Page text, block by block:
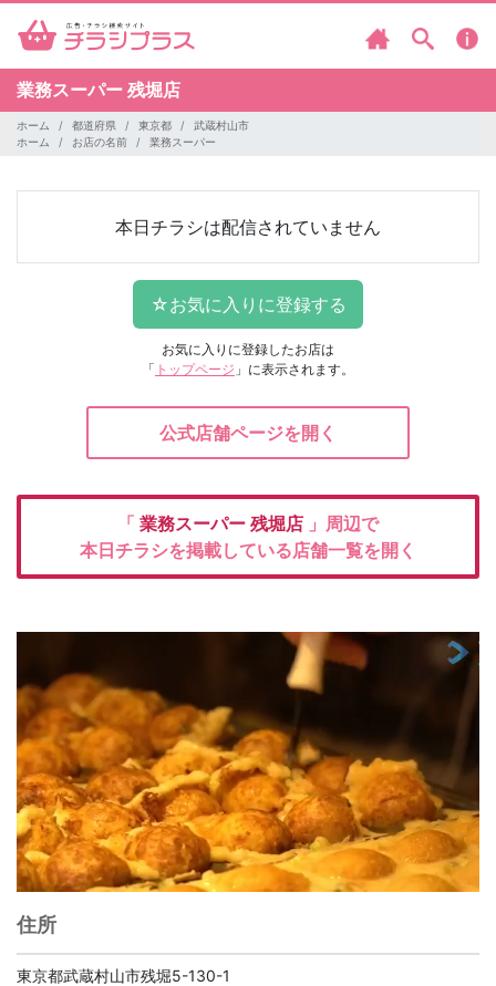
業務スーパー 残堀店
ホーム 都道府県 東京都
武蔵村山市
ホーム
お店の名前 業務スーパー
本日チラシは配信されていません
お気に入りに登録したお店は
「 トップページ 」に表示されます。
公式店舗ページを開く
「 業務スーパー 残堀店 」周辺で
本日チラシを掲載している店舗一覧を開く
住所
東京都武蔵村山市残堀5-130-1